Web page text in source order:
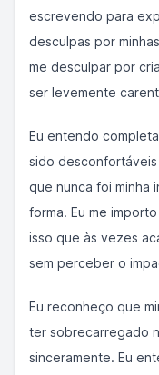
escrevendo para
desculpas por
me desculpar por
ser levemente
Eu entendo
sido
que nunca foi minha
forma. Eu me
isso que às vezes
sem perceber o
Eu reconheço que
ter sobrecarregado
sinceramente. Eu